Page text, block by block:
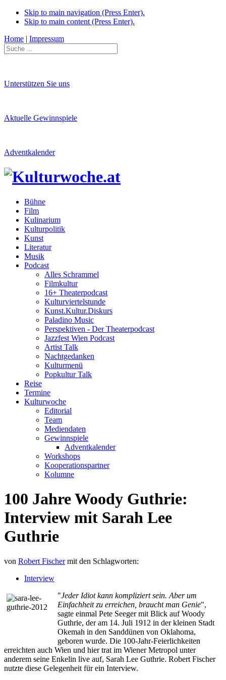
Skip to main navigation (Press Enter).
Skip to main content (Press Enter).
Home | Impressum
Unterstützen Sie uns
Aktuelle Gewinnspiele
Adventkalender
Bühne
Film
Kulinarium
Kulturpolitik
Kunst
Literatur
Musik
Podcast
Alles Schrammel
Filmkultur
16+ Theaterpodcast
Kulturviertelstunde
Kunst.Kultur.Diskurs
Paladino Music
Perspektiven - Der Theaterpodcast
Jazzfest Wien Podcast
Artist Talk
Nachtgedanken
Kulturmenü
Popkultur Talk
Reise
Termine
Kulturwoche
Editorial
Team
Mediendaten
Gewinnspiele
Adventkalender
Workshops
Kooperationspartner
Kolumne
100 Jahre Woody Guthrie:
Interview mit Sarah Lee
Guthrie
von Robert Fischer mit den Schlagworten:
Interview
"Jeder Idiot kann kompliziert sein. Aber um
Einfachheit zu erreichen, braucht man Genie",
sagte einmal Pete Seeger mit Blick auf Woody
Guthrie, der am 14. Juli 1912 in der kleinen Stadt
Okemah in den Sanddünen von Oklahoma,
geboren wurde. Die 100-Jahr-Feierlichkeiten
erreichten auch Wien und hier trat im Wiener Metropol unter
anderem seine Enkelin live auf, Sarah Lee Guthrie. Robert Fischer
nutzte diese Gelegenheit für ein Interview.